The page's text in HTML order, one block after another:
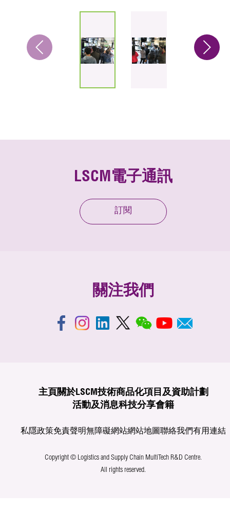
LSCM電子通訊
訂閱
關注我們
主頁 關於LSCM技術商品化項目及資助計劃
活動及消息科技分享會籍
私隱政策免責聲明無障礙網站網站地圖聯絡我們有用連結
Copyright © Logistics and Supply Chain MultiTech R&D Centre.
All rights reserved.